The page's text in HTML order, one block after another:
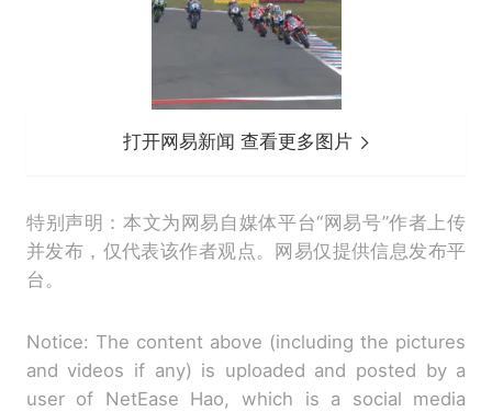
打开网易新闻 查看更多图片
特别声明：本文为网易自媒体平台“网易号”作者上传
并发布，仅代表该作者观点。网易仅提供信息发布平
台。
Notice: The content above (including the pictures
and videos if any) is uploaded and posted by a
user of NetEase Hao, which is a social media